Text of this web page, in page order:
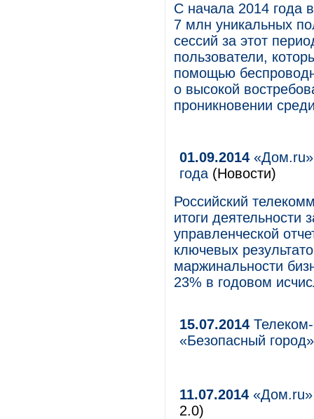
С начала 2014 года
7 млн уникальных
сессий за этот
пользователи,
помощью
о высокой
проникновении
01.09.2014 «Дом.ru»
года (Новости)
Российский
итоги деятельности
управленческой
ключевых
маржинальности
23% в годовом
15.07.2014
«Безопасный
11.07.2014 «Дом.ru»
2.0)